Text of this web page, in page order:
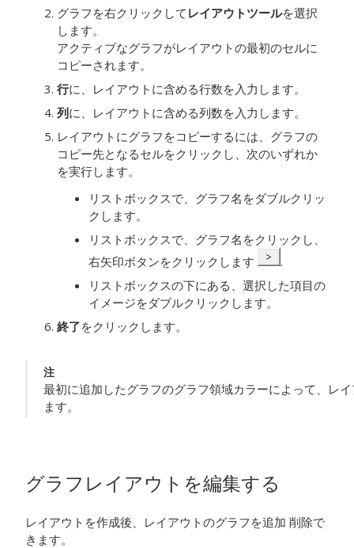
グラフを右クリックして レイアウトツールを選択
します。
アクティブなグラフがレイアウトの最初のセルに
コピーされます。
行に、レイアウトに含める行数を入力します。
列に、レイアウトに含める列数を入力します。
レイアウトにグラフをコピーするには、グラフの
コピー先となるセルをクリックし、次のいずれか
を実行します。
リストボックスで、グラフ名をダブルクリッ
クします。
リストボックスで、グラフ名をクリックし、
右矢印ボタンをクリックします
.
リストボックスの下にある、選択した項目の
イメージをダブルクリックします。
終了をクリックします。
注
最初に追加したグラフのグラフ領域カラーによって、レ
ます。
グラフレイアウトを編集する
レイアウトを作成後、レイアウトのグラフを追加 削除で
きます。